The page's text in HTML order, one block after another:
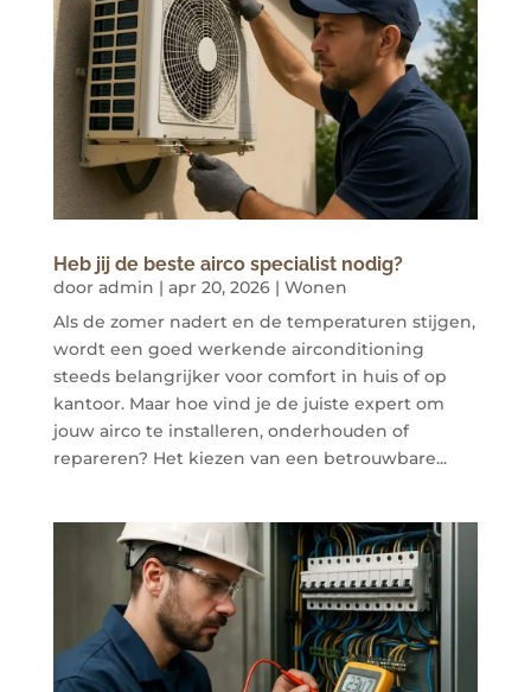
Heb jij de beste airco specialist nodig?
door admin | apr 20, 2026| Wonen
Als de zomer nadert en de temperaturen stijgen,
wordt een goed werkende airconditioning
steeds belangrijker voor comfort in huis of op
kantoor. Maar hoe vind je de juiste expert om
jouw airco te installeren, onderhouden of
repareren? Het kiezen van een betrouwbare...